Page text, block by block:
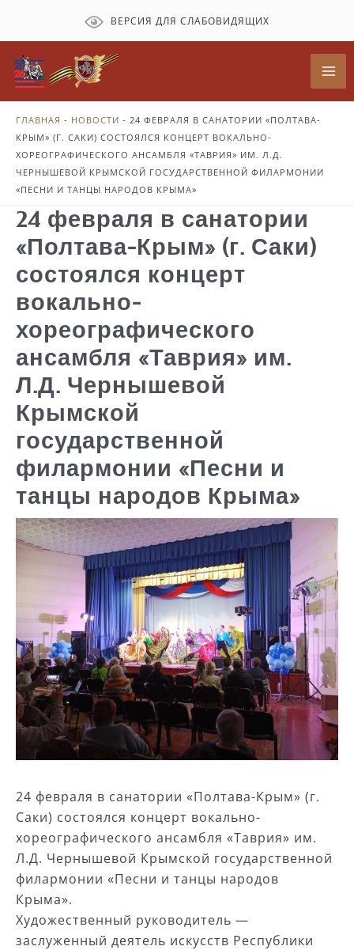
содержимому
ВЕРСИЯ ДЛЯ СЛАБОВИДЯЩИХ
ГЛАВНАЯ - НОВОСТИ - 24 ФЕВРАЛЯ В САНАТОРИИ «ПОЛТАВА-
КРЫМ» (Г. САКИ) СОСТОЯЛСЯ КОНЦЕРТ ВОКАЛЬНО-
ХОРЕОГРАФИЧЕСКОГО АНСАМБЛЯ «ТАВРИЯ» ИМ. Л.Д.
ЧЕРНЫШЕВОЙ КРЫМСКОЙ ГОСУДАРСТВЕННОЙ ФИЛАРМОНИИ
«ПЕСНИ И ТАНЦЫ НАРОДОВ КРЫМА»
24 февраля в санатории
«Полтава-Крым» (г. Саки)
состоялся концерт
вокально-
хореографического
ансамбля «Таврия» им.
Л.Д. Чернышевой
Крымской
государственной
филармонии «Песни и
танцы народов Крыма»
24 февраля в санатории «Полтава-Крым» (г.
Саки) состоялся концерт вокально-
хореографического ансамбля «Таврия» им.
Л.Д. Чернышевой Крымской государственной
филармонии «Песни и танцы народов
Крыма».
Художественный руководитель —
заслуженный деятель искусств Республики